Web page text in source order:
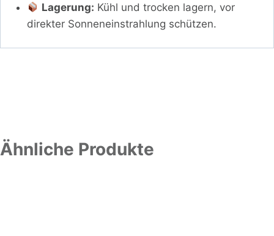
Lagerung: Kühl und trocken lagern, vor
direkter Sonneneinstrahlung schützen.
Ähnliche Produkte